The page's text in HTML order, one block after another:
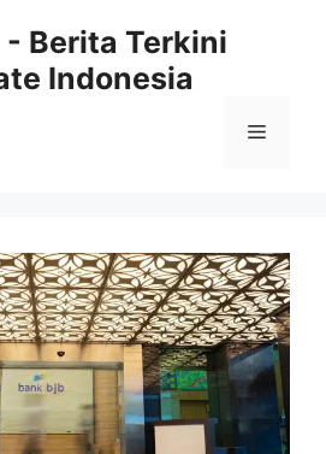
Berita Terkini
Indonesia
Menu